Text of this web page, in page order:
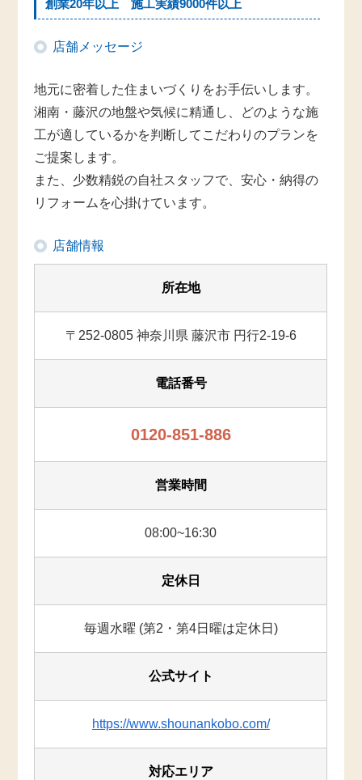
創業20年以上 施工実績9000件以上
店舗メッセージ
地元に密着した住まいづくりをお手伝いします。
湘南・藤沢の地盤や気候に精通し、どのような施
工が適しているかを判断してこだわりのプランを
ご提案します。
また、少数精鋭の自社スタッフで、安心・納得の
リフォームを心掛けています。
店舗情報
所在地
〒252-0805 神奈川県 藤沢市 円行2-19-6
電話番号
0120-851-886
営業時間
08:00~16:30
定休日
毎週水曜 (第2・第4日曜は定休日)
公式サイト
https://www.shounankobo.com/
対応エリア